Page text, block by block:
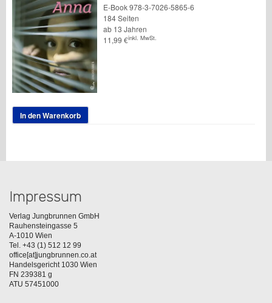
E-Book 978-3-7026-5865-6
184 Seiten
ab 13 Jahren
11,99 €inkl. MwSt.
In den Warenkorb
Impressum
Verlag Jungbrunnen GmbH
Rauhensteingasse 5
A-1010 Wien
Tel. +43 (1) 512 12 99
office[at]jungbrunnen.co.at
Handelsgericht 1030 Wien
FN 239381 g
ATU 57451000